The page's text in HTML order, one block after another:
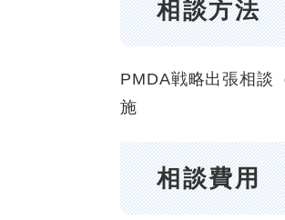
相談方法
PMDA戦略出張相談
施
相談費用